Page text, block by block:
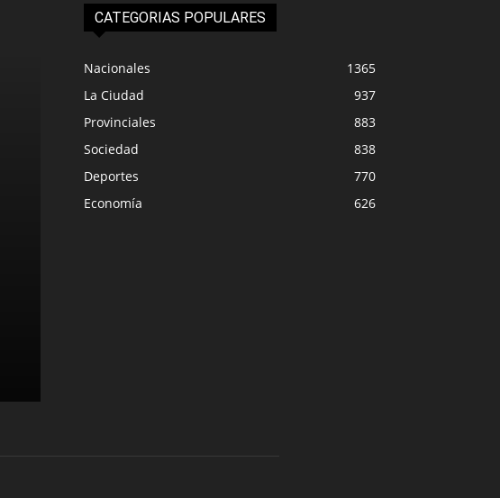
CATEGORIAS POPULARES
Nacionales
1365
La Ciudad
937
Provinciales
883
Sociedad
838
Deportes
770
Economía
626